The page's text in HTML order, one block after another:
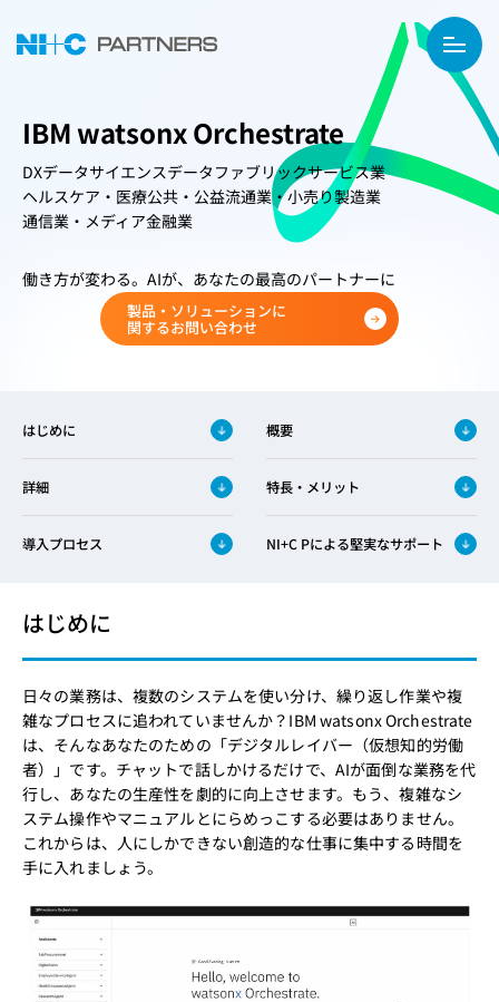
IBM watsonx Orchestrate
DXデータサイエンスデータファブリックサービス業
ヘルスケア・医療公共・公益流通業・小売り製造業
通信業・メディア金融業
働き方が変わる。AIが、あなたの最高のパートナーに
製品・ソリューションに
関するお問い合わせ
はじめに 概要
詳細 特長・メリット
導入プロセス NI+C Pによる堅実なサポート
はじめに
日々の業務は、複数のシステムを使い分け、繰り返し作業や複
雑なプロセスに追われていませんか？IBM watsonx Orchestrate
は、そんなあなたのための「デジタルレイバー（仮想知的労働
者）」です。チャットで話しかけるだけで、AIが面倒な業務を代
行し、あなたの生産性を劇的に向上させます。もう、複雑なシ
ステム操作やマニュアルとにらめっこする必要はありません。
これからは、人にしかできない創造的な仕事に集中する時間を
手に入れましょう。